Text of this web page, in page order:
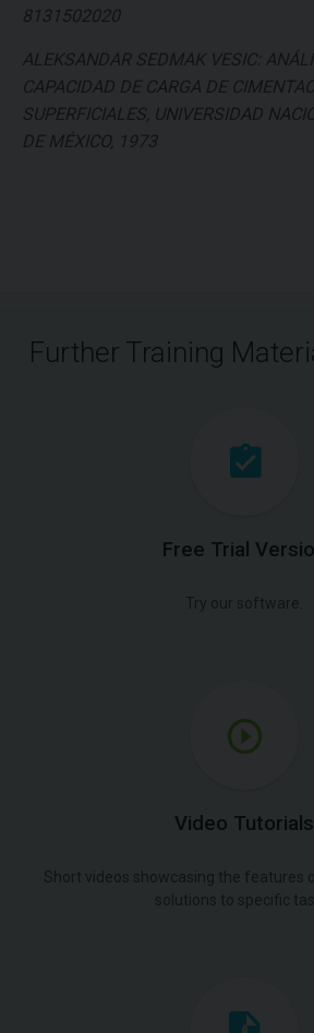
8131502020
ALEKSANDAR SEDMAK VESIC:
CAPACIDAD DE CARGA DE
SUPERFICIALES, UNIVERSIDAD
DE MÉXICO, 1973
Further Training
Free Trial
Try our software.
Video Tutorials
Short videos showcasing the features
solutions to specific